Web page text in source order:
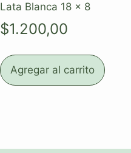
Lata Blanca 18 x 8
$1.200,00
Agregar al carrito